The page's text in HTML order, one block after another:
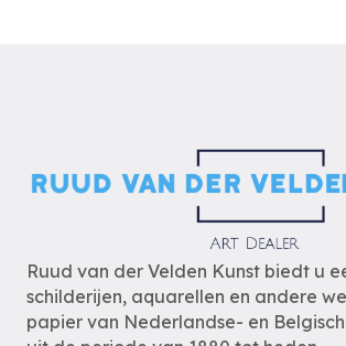
Ruud van der Velden Kunst biedt u
schilderijen, aquarellen en andere
papier van Nederlandse- en